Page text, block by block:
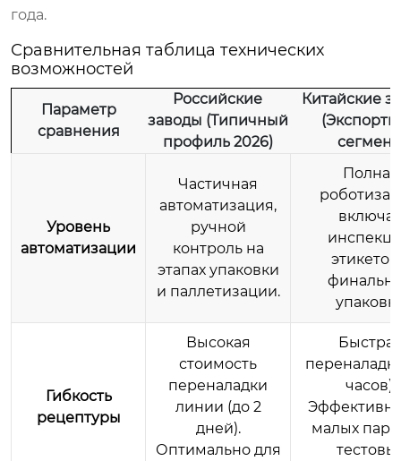
года.
Сравнительная таблица технических
возможностей
Параметр
сравнения
Российские
заводы (Типичный
профиль 2026)
Китайские
Уровень
автоматизации
Частичная
автоматизация,
ручной
контроль на
этапах упаковки
и паллетизации.
Полная
этикеток
Гибкость
рецептуры
Высокая
стоимость
переналадки
линии (до 2
дней).
Оптимально для
часов).
малых